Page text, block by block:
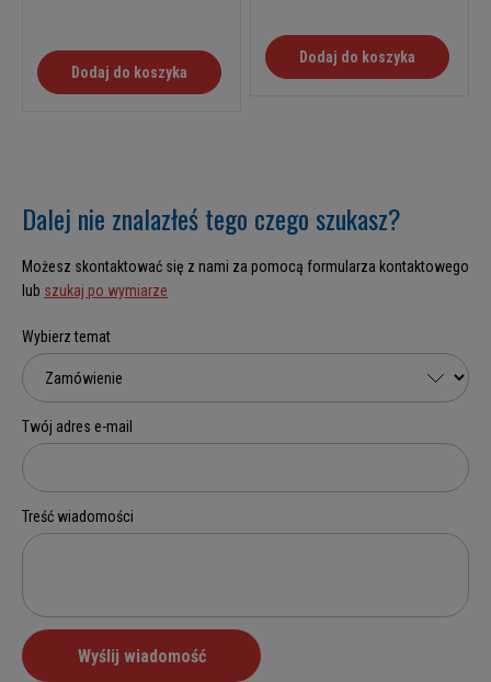
Dodaj do koszyka
Dodaj do koszyka
Dalej nie znalazłeś tego czego szukasz?
Możesz skontaktować się z nami za pomocą formularza kontaktowego
lub szukaj po wymiarze